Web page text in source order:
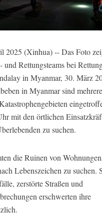
(Xinhua) -- Das Foto
und Rettungsteams bei
in Myanmar, 30. März
in Myanmar sind
mit den örtlichen
zu suchen.
die Ruinen von
Lebenszeichen zu suchen.
zerstörte Straßen und
erschwerten ihre